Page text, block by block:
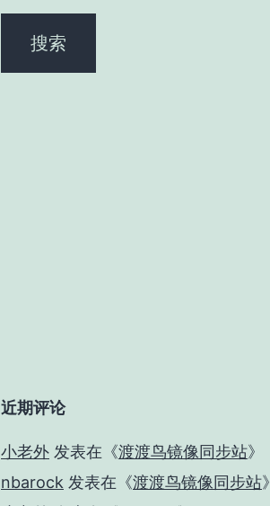
近期评论
小老外 发表在《渡渡鸟镜像同步站》
nbarock 发表在《渡渡鸟镜像同步站》